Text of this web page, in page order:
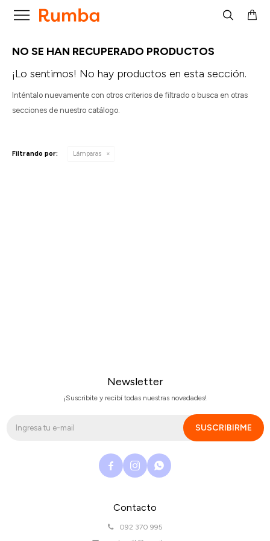

NO SE HAN RECUPERADO PRODUCTOS
¡Lo sentimos! No hay productos en esta sección.
Inténtalo nuevamente con otros criterios de filtrado o busca en otras
secciones de nuestro catálogo.
Filtrando por: Lámparas
Contacto
092 370 995
Newsletter
¡Suscribite y recibí todas nuestras novedades!
SUSCRIBIRME
  